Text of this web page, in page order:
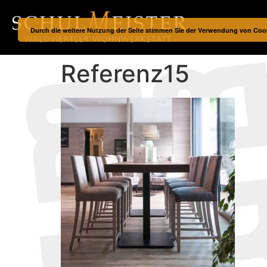
Referenz15
Durch die weitere Nutzung der Seite stimmen Sie der Verwendung von